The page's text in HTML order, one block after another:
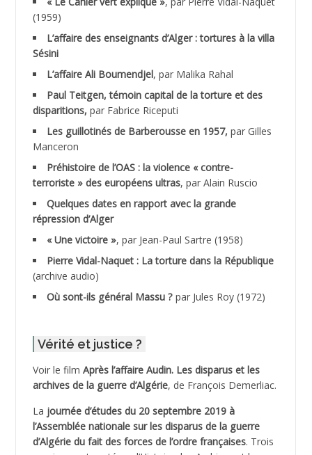
ACHLAF Ali
ADALMI
ADANE Ramdane *
ADDAD
ADDALA Boualem*
ADDANE
ADDECHE Rachid
ADELIOUAT Vve AIT SAADA
ADJANI Khaled
ADJAOUT
ADNI Mohamed Akli
(1959)
L’affaire des enseignants d’Alger : tortures à la villa
Sésini
L’affaire Ali Boumendjel, par Malika Rahal
Paul Teitgen, témoin capital de la torture et des
disparitions, par Fabrice Riceputi
Les guillotinés de Barberousse en 1957, par Gilles
Manceron
Préhistoire de l’OAS : la violence « contre-
terroriste » des européens ultras, par Alain Ruscio
Quelques dates en rapport avec la grande
répression d’Alger
« Une victoire », par Jean-Paul Sartre (1958)
Pierre Vidal-Naquet : La torture dans la République
(archive audio)
Où sont-ils général Massu ? par Jules Roy (1972)
Vérité et justice ?
Voir le film Après l’affaire Audin. Les disparus et les
archives de la guerre d’Algérie, de François Demerliac.
La journée d’études du 20 septembre 2019 à
l’Assemblée nationale sur les disparus de la guerre
d’Algérie du fait des forces de l’ordre françaises. Trois